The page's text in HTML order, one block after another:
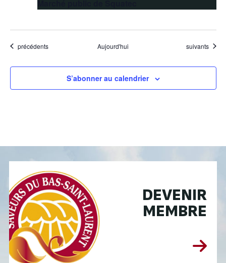
Évènements
précédents Aujourd'hui Évènements
suivants
S’abonner au calendrier
DEVENIR
MEMBRE